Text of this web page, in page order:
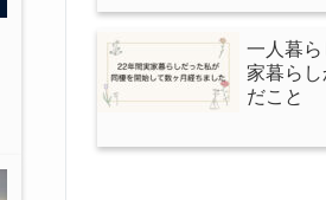
一人暮
家暮ら
だこと